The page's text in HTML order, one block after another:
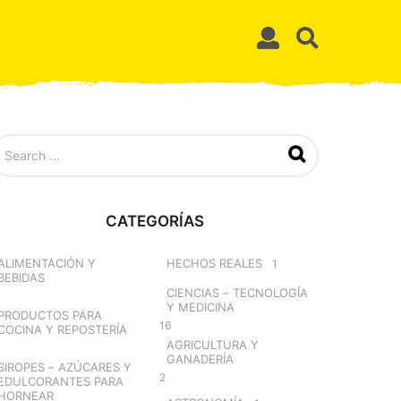
CATEGORÍAS
Y
PARA
Y REPOSTERÍA
– AZÚCARES Y
PARA
HECHOS REALES 1
CIENCIAS – TECNOLOGÍA
Y MEDICINA
16
AGRICULTURA Y
GANADERÍA
2